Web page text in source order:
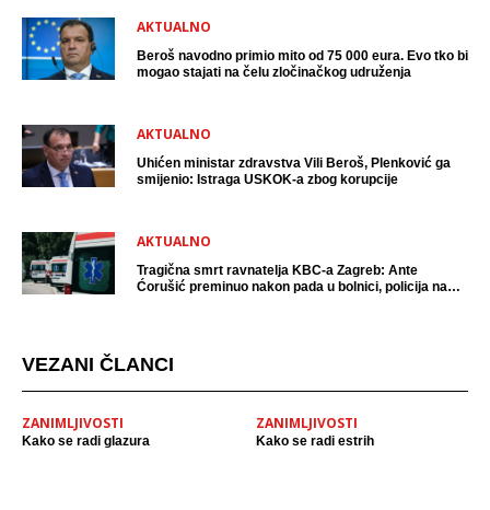
AKTUALNO
Beroš navodno primio mito od 75 000 eura. Evo tko bi
mogao stajati na čelu zločinačkog udruženja
AKTUALNO
Uhićen ministar zdravstva Vili Beroš, Plenković ga
smijenio: Istraga USKOK-a zbog korupcije
AKTUALNO
Tragična smrt ravnatelja KBC-a Zagreb: Ante
Ćorušić preminuo nakon pada u bolnici, policija na
VEZANI ČLANCI
ZANIMLJIVOSTI
Kako se radi glazura
ZANIMLJIVOSTI
Kako se radi estrih